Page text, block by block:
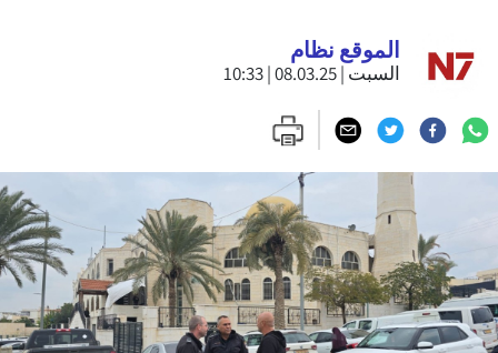
الموقع نظام
السبت | 08.03.25 | 10:33